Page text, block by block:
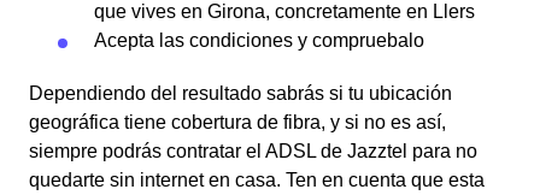
que vives en Girona, concretamente en Llers
Acepta las condiciones y compruebalo
Dependiendo del resultado sabrás si tu ubicación
geográfica tiene cobertura de fibra, y si no es así,
siempre podrás contratar el ADSL de Jazztel para no
quedarte sin internet en casa. Ten en cuenta que esta